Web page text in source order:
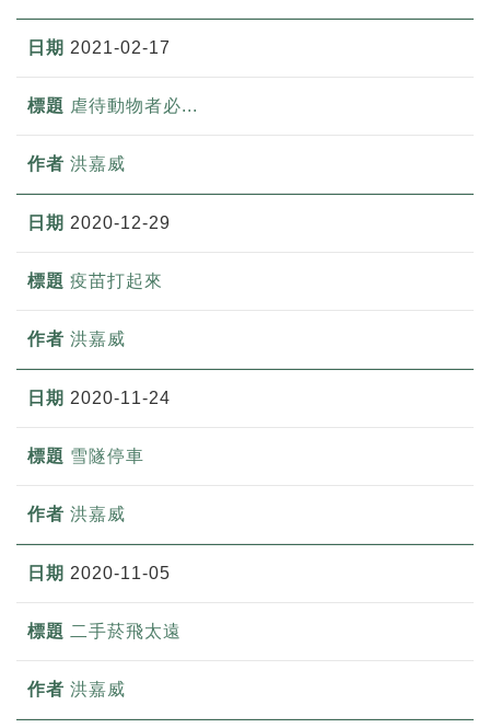
2021-02-17
虐待動物者必...
洪嘉威
2020-12-29
疫苗打起來
洪嘉威
2020-11-24
雪隧停車
洪嘉威
2020-11-05
二手菸飛太遠
洪嘉威